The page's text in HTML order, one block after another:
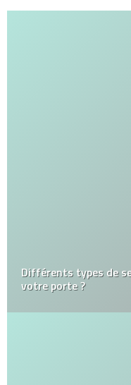
Différents types de
votre porte ?